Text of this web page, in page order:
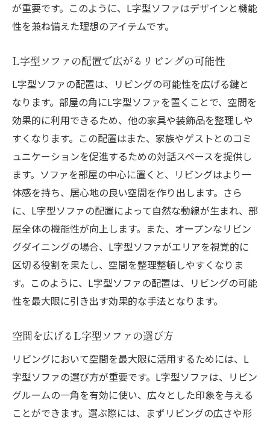
が重要です。このように、L字型ソファはデザインと機能
性を兼ね備えた理想のアイテムです。
L字型ソファの配置で広がるリビングの可能性
L字型ソファの配置は、リビングの可能性を広げる鍵と
なります。部屋の角にL字型ソファを置くことで、空間を
効果的に利用できるため、他の家具や装飾品を整理しや
すくなります。この配置はまた、家族やゲストとのコミ
ュニケーションを促進するための対話スペースを提供し
ます。ソファを部屋の中心に置くと、リビングはより一
体感を持ち、居心地の良い空間を作り出します。さら
に、L字型ソファの配置によって自然な動線が生まれ、部
屋全体の機能性が向上します。また、オープンなリビン
グダイニングの場合、L字型ソファがエリアを視覚的に
区切る役割を果たし、空間を整理整頓しやすくなりま
す。このように、L字型ソファの配置は、リビングの可能
性を最大限に引き出す効果的な手法となります。
空間を広げるL字型ソファの選び方
リビングにおいて空間を最大限に活用するためには、L
字型ソファの選び方が重要です。L字型ソファは、リビン
グルームの一角を有効に使い、広々とした印象を与える
ことができます。選ぶ際には、まずリビングの広さや形